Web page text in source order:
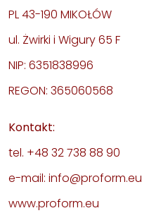
PL 43-190 MIKOŁÓW
ul. Żwirki i Wigury 65 F
NIP: 6351838996
REGON: 365060568
Kontakt:
tel. +48 32 738 88 90
e-mail: info@proform.eu
www.proform.eu